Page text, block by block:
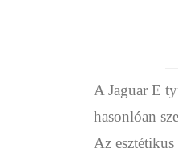
A Jaguar E
hasonlóan
Az